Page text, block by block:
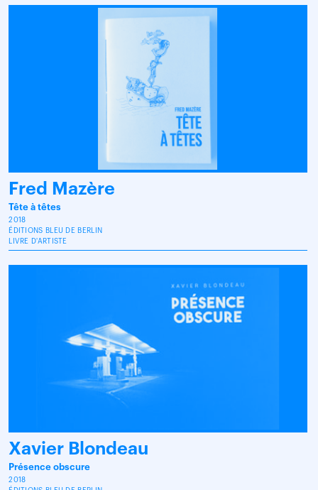
Fred Mazère
Tête à têtes
2018
ÉDITIONS BLEU DE BERLIN
LIVRE D'ARTISTE
Xavier Blondeau
Présence obscure
2018